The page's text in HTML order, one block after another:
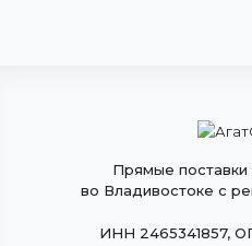
Прямые поставки
во Владивостоке с
ИНН 2465341857,